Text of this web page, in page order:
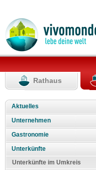
Rathaus
Aktuelles
Unternehmen
Gastronomie
Unterkünfte
Unterkünfte im Umkreis